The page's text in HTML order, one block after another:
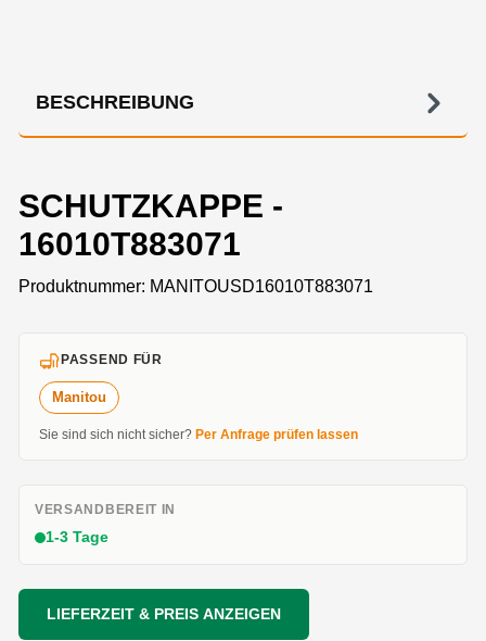
BESCHREIBUNG
SCHUTZKAPPE -
16010T883071
Produktnummer: MANITOUSD16010T883071
PASSEND FÜR
Manitou
Sie sind sich nicht sicher? Per Anfrage prüfen lassen
VERSANDBEREIT IN
1-3 Tage
LIEFERZEIT & PREIS ANZEIGEN